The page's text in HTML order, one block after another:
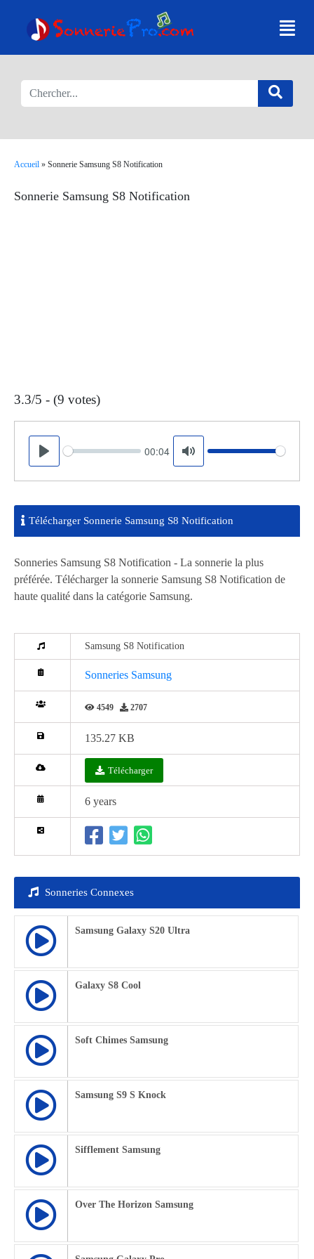
Accueil » Sonnerie Samsung S8 Notification
Sonnerie Samsung S8 Notification
3.3/5 - (9 votes)
Play
Seek 00:04
Mute
Volume
Télécharger Sonnerie Samsung S8 Notification
Sonneries Samsung S8 Notification - La sonnerie la plus
préférée. Télécharger la sonnerie Samsung S8 Notification de
haute qualité dans la catégorie Samsung.
Samsung S8 Notification
Sonneries Samsung
4549 2707
135.27 KB
Télécharger
6 years
Sonneries Connexes
Samsung Galaxy S20 Ultra
Galaxy S8 Cool
Soft Chimes Samsung
Samsung S9 S Knock
Sifflement Samsung
Over The Horizon Samsung